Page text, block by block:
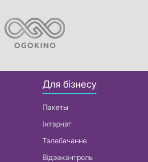
Для бізнесу
Пакеты
Інтэрнэт
Тэлебачанне
Відэакантроль